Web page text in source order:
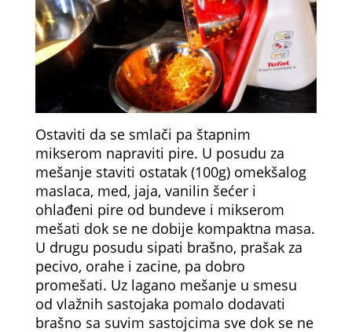
Ostaviti da se smlači pa štapnim
mikserom napraviti pire. U posudu za
mešanje staviti ostatak (100g) omekšalog
maslaca, med, jaja, vanilin šećer i
ohlađeni pire od bundeve i mikserom
mešati dok se ne dobije kompaktna masa.
U drugu posudu sipati brašno, prašak za
pecivo, orahe i zacine, pa dobro
promešati. Uz lagano mešanje u smesu
od vlažnih sastojaka pomalo dodavati
brašno sa suvim sastojcima sve dok se ne